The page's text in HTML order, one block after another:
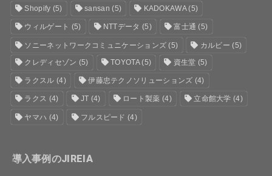
Shopify (5) sansan (5) KADOKAWA(5)
ウィルゲート (5) NTTデータ (5) 富士通 (5)
ソニーネットワークコミュニケーションズ (5) カルビー (5)
クレディセゾン (5) TOYOTA(5) 資生堂 (5)
ラクスル (4) 伊藤忠テクノソリューションズ (4)
ラクス (4) JT (4) ロート製薬 (4) 立命館大学 (4)
ヤマハ (4) フルスピード (4)
導入事例のJIREIA